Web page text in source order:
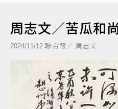
周志文／苦瓜和
2024/11/12 聯合報／ 周志文